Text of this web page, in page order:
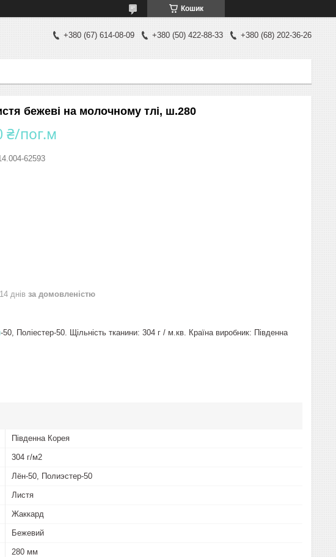
Кошик
+380 (67) 614-08-09 +380 (50) 422-88-33 +380 (68) 202-36-26
бежеві на молочному тлі, ш.280
₴/пог.м
62593
днів за домовленістю
-50, Поліестер-50. Щільність тканини: 304 г / м.кв. Країна виробник: Південна
Південна Корея
304 г/м2
Лён-50, Полиэстер-50
Листя
Жаккард
Бежевий
280 мм